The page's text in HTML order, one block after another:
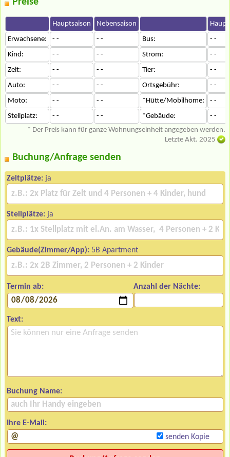
Hauptsaison Nebensaison
Erwachsene:
- - - - Bus:
- -
Kind:
- - - - Strom:
- -
Zelt:
- - - - Tier:
- -
Auto:
- - - - Ortsgebühr:
- -
Moto:
- - - - *Hütte/Mobilhome:
- -
Stellplatz:
- - - - *Gebäude:
- -
* Der Preis kann für ganze Wohnungseinheit angegeben werden.
Letzte Akt. 2025
Buchung/Anfrage senden
Zeltplätze: ja
Stellplätze: ja
Gebäude(Zimmer/App): 5B Apartment
Termin ab: Anzahl der Nächte:
Text:
Buchung Name:
Ihre E-Mail:
senden Kopie